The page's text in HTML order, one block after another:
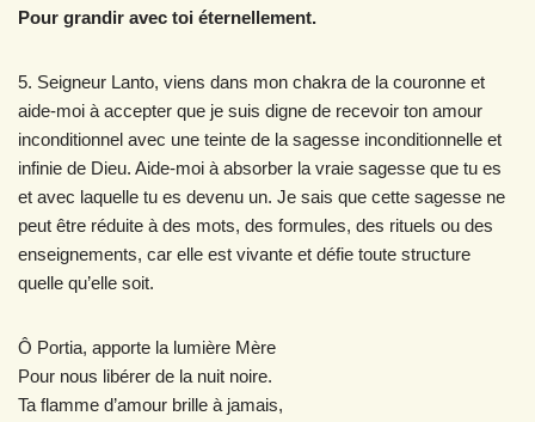
Pour grandir avec toi éternellement.
5. Seigneur Lanto, viens dans mon chakra de la couronne et
aide-moi à accepter que je suis digne de recevoir ton amour
inconditionnel avec une teinte de la sagesse inconditionnelle et
infinie de Dieu. Aide-moi à absorber la vraie sagesse que tu es
et avec laquelle tu es devenu un. Je sais que cette sagesse ne
peut être réduite à des mots, des formules, des rituels ou des
enseignements, car elle est vivante et défie toute structure
quelle qu’elle soit.
Ô Portia, apporte la lumière Mère
Pour nous libérer de la nuit noire.
Ta flamme d’amour brille à jamais,